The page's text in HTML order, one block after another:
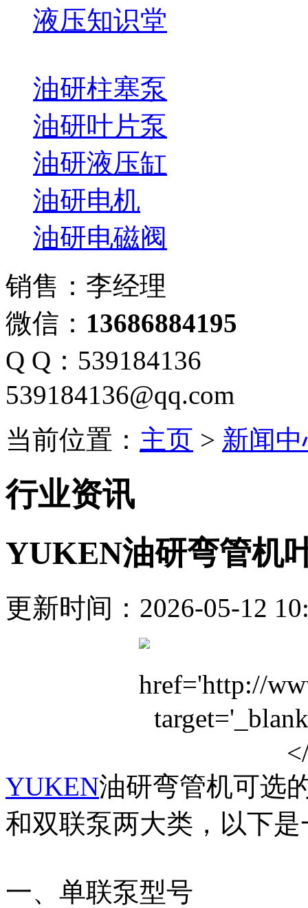
液压知识堂
油研柱塞泵
油研叶片泵
油研液压缸
油研电机
油研电磁阀
销售：李经理
微信： 13686884195
Q Q：539184136
539184136@qq.com
当前位置： 主页 > 新闻
行业资讯
YUKEN油研弯管机
更新时间：2026-05-12
YUKEN油研弯管机可选
和双联泵两大类，以下
一、单联泵型号‌